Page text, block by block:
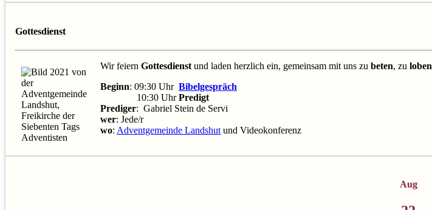
Gottesdienst
Wir feiern Gottesdienst und laden herzlich ein, gemeinsam mit uns zu beten, zu loben
Beginn: 09:30 Uhr Bibelgespräch
10:30 UhrPredigt
Prediger: Gabriel Stein de Servi
wer: Jede/r
wo: Adventgemeinde Landshut und Videokonferenz
Aug